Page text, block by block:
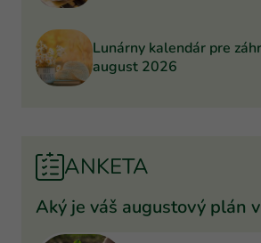
Lunárny kalendár pre
august 2026
ANKETA
Aký je váš augustový plán